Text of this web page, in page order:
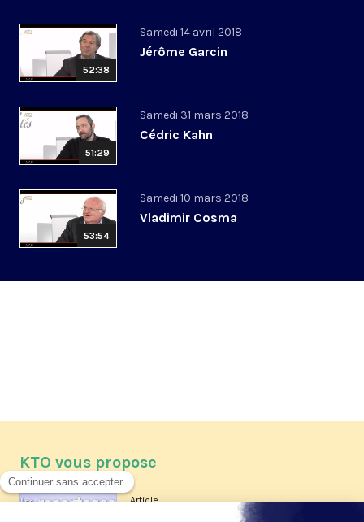
52:38
Samedi 14 avril 2018
Jérôme Garcin
51:29
Samedi 31 mars 2018
Cédric Kahn
53:54
Samedi 10 mars 2018
Vladimir Cosma
KTO vous propose
Article
Les reportages d'été 2026 de KTO